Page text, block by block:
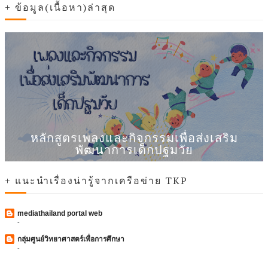
+ ข้อมูล(เนื้อหา)ล่าสุด
หลักสูตรเพลงและกิจกรรมเพื่อส่งเสริม
พัฒนาการเด็กปฐมวัย
+ แนะนำเรื่องน่ารู้จากเครือข่าย TKP
mediathailand portal web
-
กลุ่มศูนย์วิทยาศาสตร์เพื่อการศึกษา
-